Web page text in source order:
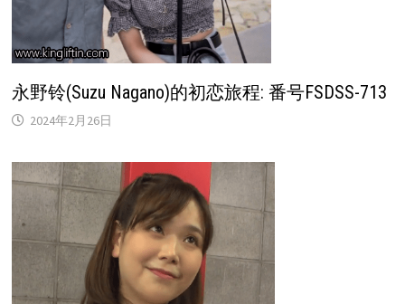
永野铃(Suzu Nagano)的初恋旅程: 番号FSDSS-713
2024年2月26日